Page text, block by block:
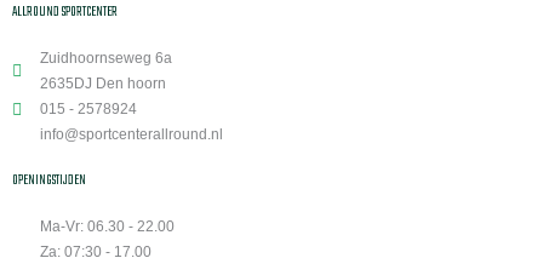
ALLROUND SPORTCENTER
Zuidhoornseweg 6a
2635DJ Den hoorn
015 - 2578924
info@sportcenterallround.nl
OPENINGSTIJDEN
Ma-Vr: 06.30 - 22.00
Za: 07:30 - 17.00